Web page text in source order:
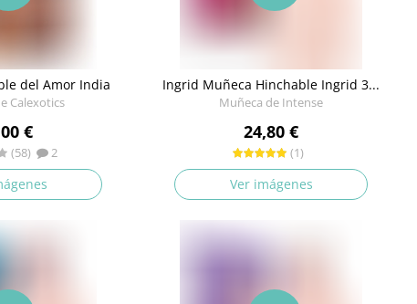
del Amor India
Calexotics
€
(58) 2
Ingrid Muñeca Hinchable Ingrid 3...
Muñeca de Intense
24,80 €
(1)
Ver imágenes